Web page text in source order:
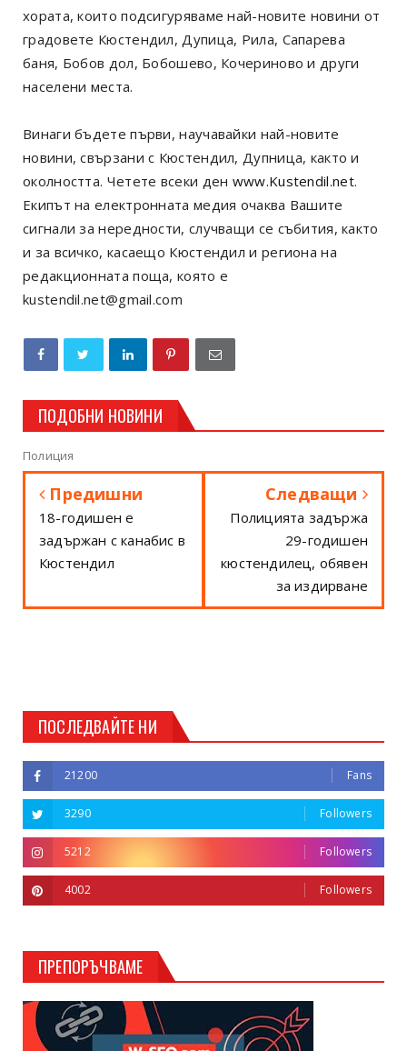
хората, които подсигуряваме най-новите новини от
градовете Кюстендил, Дупица, Рила, Сапарева
баня, Бобов дол, Бобошево, Кочериново и други
населени места.
Винаги бъдете първи, научавайки най-новите
новини, свързани с Кюстендил, Дупница, както и
околността. Четете всеки ден www.Kustendil.net.
Екипът на електронната медия очаква Вашите
сигнали за нередности, случващи се събития, както
и за всичко, касаещо Кюстендил и региона на
редакционната поща, която е
kustendil.net@gmail.com
ПОДОБНИ НОВИНИ
Полиция
Предишни
18-годишен е
задържан с канабис в
Кюстендил
Следващи
Полицията задържа
29-годишен
кюстендилец, обявен
за издирване
ПОСЛЕДВАЙТЕ НИ
21200 Fans
3290 Followers
5212 Followers
4002 Followers
ПРЕПОРЪЧВАМЕ